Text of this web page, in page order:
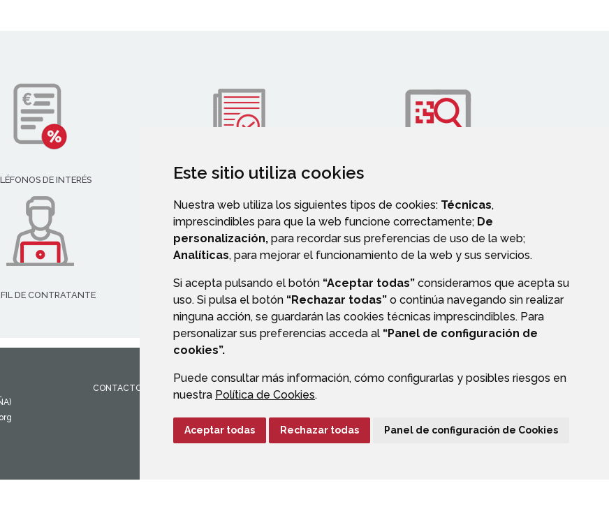
Este sitio utiliza cookies
Nuestra web utiliza los siguientes tipos de cookies: Técnicas,
imprescindibles para que la web funcione correctamente; De
personalización, para recordar sus preferencias de uso de la web;
Analíticas, para mejorar el funcionamiento de la web y sus servicios.
Si acepta pulsando el botón “Aceptar todas” consideramos que acepta su
uso. Si pulsa el botón “Rechazar todas” o continúa navegando sin realizar
ninguna acción, se guardarán las cookies técnicas imprescindibles. Para
personalizar sus preferencias acceda al “Panel de configuración de
cookies”.
Puede consultar más información, cómo configurarlas y posibles riesgos en
nuestra Política de Cookies.
Aceptar todas Rechazar todas Panel de configuración de Cookies
DE INTERÉS VALIDACIÓN DE DOCUMENTOS
DE CONTRATANTE
CONTACTO AVISO LEGAL PROTECCIÓN DE DATOS